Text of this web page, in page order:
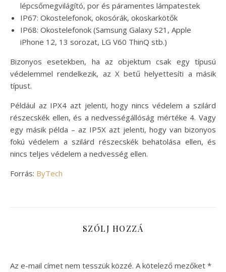
lépcsőmegvilágító, por és páramentes lámpatestek
IP67: Okostelefonok, okosórák, okoskarkötők
IP68: Okostelefonok (Samsung Galaxy S21, Apple
iPhone 12, 13 sorozat, LG V60 ThinQ stb.)
Bizonyos esetekben, ha az objektum csak egy típusú
védelemmel rendelkezik, az X betű helyettesíti a másik
típust.
Például az IPX4 azt jelenti, hogy nincs védelem a szilárd
részecskék ellen, és a nedvességállóság mértéke 4. Vagy
egy másik példa – az IP5X azt jelenti, hogy van bizonyos
fokú védelem a szilárd részecskék behatolása ellen, és
nincs teljes védelem a nedvesség ellen.
Forrás: ByTech
SZÓLJ HOZZÁ
Az e-mail címet nem tesszük közzé. A kötelező mezőket *